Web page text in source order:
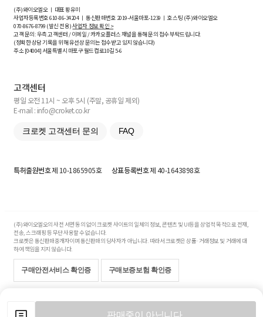
판매중이 아닙니다.
(주)와이오엘오 ㅣ 대표 황유미
사업자등록번호610-86-34204ㅣ 통신판매번호 2019-서울마포-1239 ㅣ 호스팅 (주)와이오엘오
070-8676-8799 (발신 전용)사업자 정보 확인 >
고객 문의: 우측 고객센터 / 이메일 / 카카오플러스 채널을 통해 문의 접수 부탁드립니다.
(정확한 상담 기록을 위해 유선상 문의는 접수받고 있지 않습니다)
주소 [04004] 서울특별시 마포구 월드컵로10길5-6
고객센터
평일 오전 11시 ~ 오후 5시 (주말, 공휴일 제외)
E-mail : info@croket.co.kr
크로켓 고객센터 문의 FAQ
특허출원번호제 10-1865905호 상표등록번호제 40-1643898호
(주)와이오엘오의 사전 서면 동의 없이 크로켓 사이트의 일체의 정보, 콘텐츠 및 UI등을 상업적 목적으로 전재,
전송, 스크래핑 등 무단 사용할 수 없습니다.
크로켓은 통신판매중개자이며 통신판매의 당사자가 아닙니다. 따라서 크로켓은 상품·거래정보 및 거래에 대
하여 책임을 지지 않습니다.
구매안전서비스 확인증 구매보증보험 확인증